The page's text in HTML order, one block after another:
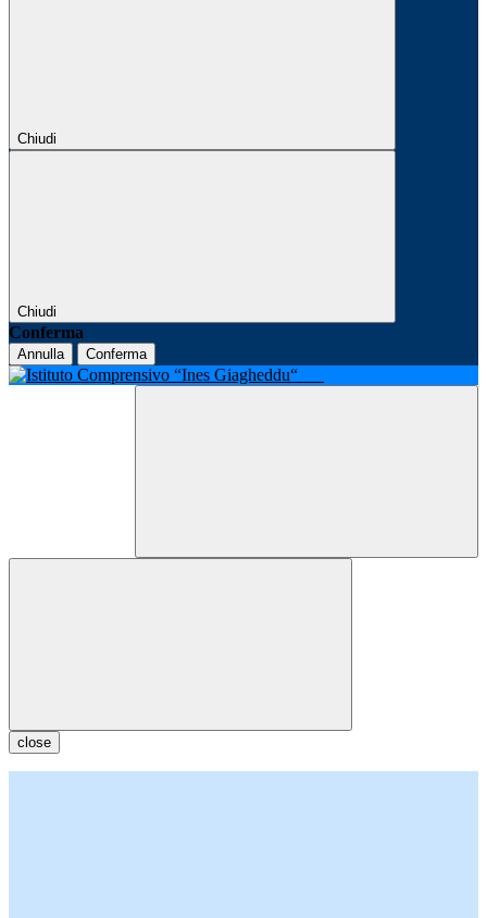
Chiudi
Chiudi
Conferma
Annulla Conferma
close